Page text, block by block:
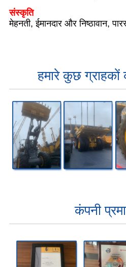
संस्कृति
मेहनती, ईमानदार और निष्ठावान,
हमारे कुछ ग्राहकों
कंपनी